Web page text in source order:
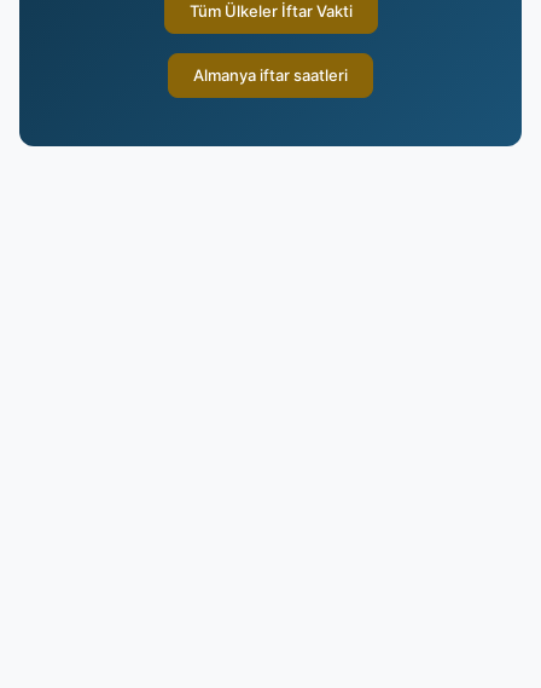
Tüm Ülkeler İftar Vakti
Almanya iftar saatleri